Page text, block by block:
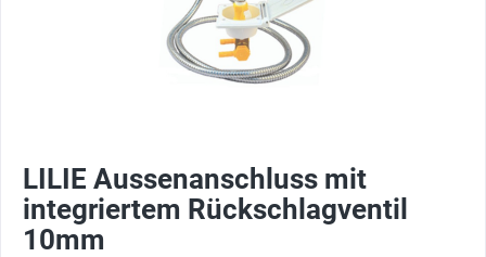
LILIE Aussenanschluss mit
integriertem Rückschlagventil
10mm